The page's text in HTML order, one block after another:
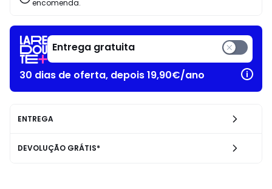
encomenda.
Entrega gratuita
30 dias de oferta, depois 19,90€/ano
ENTREGA
DEVOLUÇÃO GRÁTIS*